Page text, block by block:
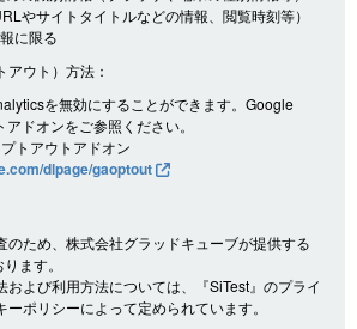
やサイトタイトルなどの情報、閲覧時刻等）
に限る
ウト）方法：
を無効にすることができます。Google
ドオンをご参照ください。
トアウトアドオン
dlpage/gaoptout
のため、株式会社グラッドキューブが提供する
ます。
および利用方法については、『SiTest』のプライ
ポリシーによって定められています。